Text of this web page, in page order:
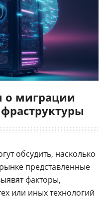
миграции
обсудить, насколько
представленные
факторы,
или иных технологий